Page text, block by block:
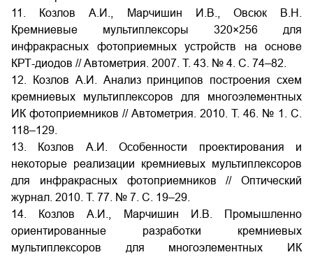
11. Козлов А.И., Марчишин И.В., Овсюк В.Н.
Кремниевые мультиплексоры 320×256 для
инфракрасных фотоприемных устройств на основе
КРТ-диодов // Автометрия. 2007. Т. 43. № 4. С. 74–82.
12. Козлов А.И. Анализ принципов построения схем
кремниевых мультиплексоров для многоэлементных
ИК фотоприемников // Автометрия. 2010. Т. 46. № 1. С.
118–129.
13. Козлов А.И. Особенности проектирования и
некоторые реализации кремниевых мультиплексоров
для инфракрасных фотоприемников // Оптический
журнал. 2010. Т. 77. № 7. С. 19–29.
14. Козлов А.И., Марчишин И.В. Промышленно
ориентированные разработки кремниевых
мультиплексоров для многоэлементных ИК